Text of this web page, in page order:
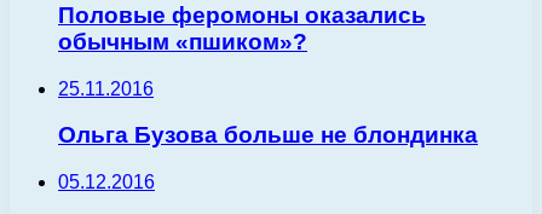
Половые феромоны оказались
обычным «пшиком»?
25.11.2016
Ольга Бузова больше не блондинка
05.12.2016